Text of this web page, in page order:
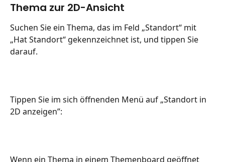
Thema zur 2D-Ansicht
Suchen Sie ein Thema, das im Feld „Standort“ mit
„Hat Standort“ gekennzeichnet ist, und tippen Sie
darauf.
Tippen Sie im sich öffnenden Menü auf „Standort in
2D anzeigen”:
Wenn ein Thema in einem Themenboard geöffnet